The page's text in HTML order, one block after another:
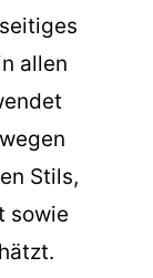
allen
Stils,
sowie